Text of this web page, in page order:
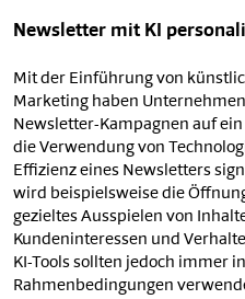
Newsletter mit KI
Mit der Einführung von
Marketing haben
Newsletter-Kampagnen auf
die Verwendung von
Effizienz eines Newsletters
wird beispielsweise die
gezieltes Ausspielen von
Kundeninteressen und
KI-Tools sollten jedoch immer
Rahmenbedingungen